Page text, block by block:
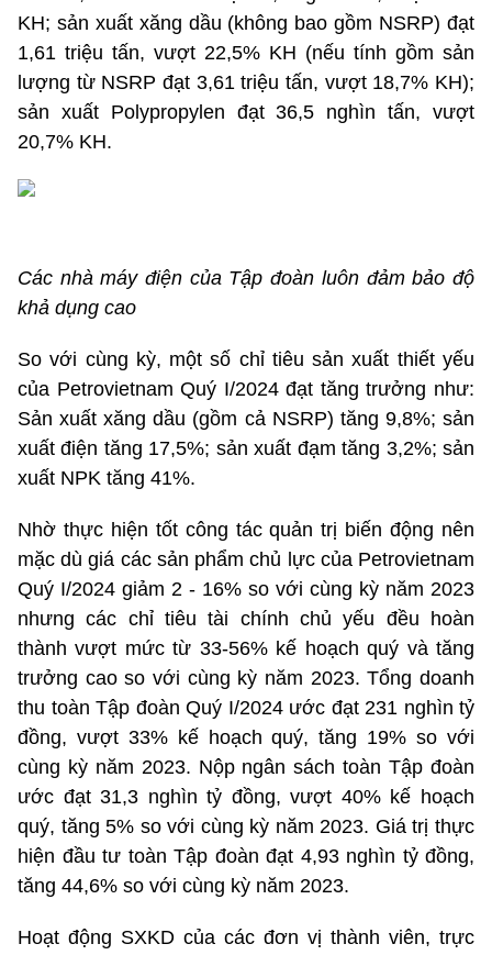
KH; sản xuất xăng dầu (không bao gồm NSRP) đạt
1,61 triệu tấn, vượt 22,5% KH (nếu tính gồm sản
lượng từ NSRP đạt 3,61 triệu tấn, vượt 18,7% KH);
sản xuất Polypropylen đạt 36,5 nghìn tấn, vượt
20,7% KH.
Các nhà máy điện của Tập đoàn luôn đảm bảo độ
khả dụng cao
So với cùng kỳ, một số chỉ tiêu sản xuất thiết yếu
của Petrovietnam Quý I/2024 đạt tăng trưởng như:
Sản xuất xăng dầu (gồm cả NSRP) tăng 9,8%; sản
xuất điện tăng 17,5%; sản xuất đạm tăng 3,2%; sản
xuất NPK tăng 41%.
Nhờ thực hiện tốt công tác quản trị biến động nên
mặc dù giá các sản phẩm chủ lực của Petrovietnam
Quý I/2024 giảm 2 - 16% so với cùng kỳ năm 2023
nhưng các chỉ tiêu tài chính chủ yếu đều hoàn
thành vượt mức từ 33-56% kế hoạch quý và tăng
trưởng cao so với cùng kỳ năm 2023. Tổng doanh
thu toàn Tập đoàn Quý I/2024 ước đạt 231 nghìn tỷ
đồng, vượt 33% kế hoạch quý, tăng 19% so với
cùng kỳ năm 2023. Nộp ngân sách toàn Tập đoàn
ước đạt 31,3 nghìn tỷ đồng, vượt 40% kế hoạch
quý, tăng 5% so với cùng kỳ năm 2023. Giá trị thực
hiện đầu tư toàn Tập đoàn đạt 4,93 nghìn tỷ đồng,
tăng 44,6% so với cùng kỳ năm 2023.
Hoạt động SXKD của các đơn vị thành viên, trực